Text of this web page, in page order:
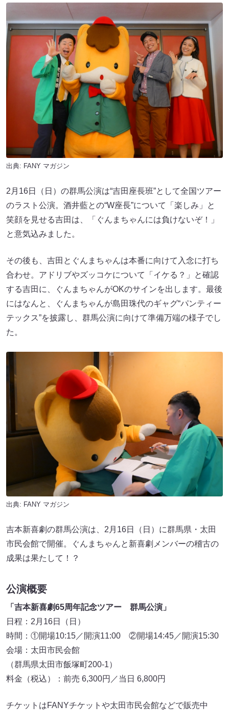
出典: FANY マガジン
2月16日（日）の群馬公演は“吉田座長班”として全国ツアー
のラスト公演。酒井藍との“W座長”について「楽しみ」と
笑顔を見せる吉田は、「ぐんまちゃんには負けないぞ！」
と意気込みました。
その後も、吉田とぐんまちゃんは本番に向けて入念に打ち
合わせ。アドリブやズッコケについて「イケる？」と確認
する吉田に、ぐんまちゃんがOKのサインを出します。最後
にはなんと、ぐんまちゃんが島田珠代のギャグ“パンティー
テックス”を披露し、群馬公演に向けて準備万端の様子でし
た。
出典: FANY マガジン
吉本新喜劇の群馬公演は、2月16日（日）に群馬県・太田
市民会館で開催。ぐんまちゃんと新喜劇メンバーの稽古の
成果は果たして！？
公演概要
「吉本新喜劇65周年記念ツアー 群馬公演」
日程：2月16日（日）
時間：①開場10:15／開演11:00 ②開場14:45／開演15:30
会場：太田市民会館
（群馬県太田市飯塚町200-1）
料金（税込）：前売 6,300円／当日 6,800円
チケットはFANYチケットや太田市民会館などで販売中